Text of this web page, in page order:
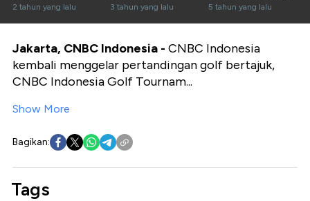
Transformasi dan
Inovasi
2 tahun yang lalu 3 tahun yang lalu
England
5 tahun yang lalu
Jakarta, CNBC Indonesia - CNBC Indonesia
kembali menggelar pertandingan golf bertajuk,
CNBC Indonesia Golf Tournam...
Show More
Bagikan:
Tags